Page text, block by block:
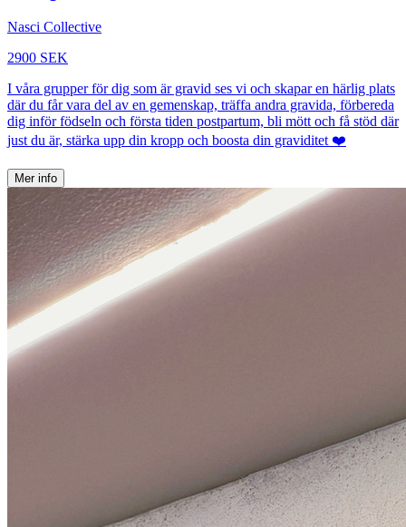
Nasci Collective
2900 SEK
I våra grupper för dig som är gravid ses vi och skapar en härlig plats
där du får vara del av en gemenskap, träffa andra gravida, förbereda
dig inför födseln och första tiden postpartum, bli mött och få stöd där
just du är, stärka upp din kropp och boosta din graviditet ❤️
Mer info